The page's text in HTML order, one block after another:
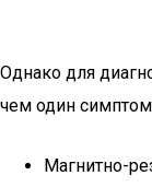
Однако для
чем один
Магнитно-